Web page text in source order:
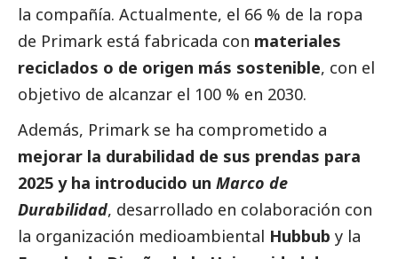
la compañía. Actualmente, el 66 % de la ropa
de Primark está fabricada con materiales
reciclados o de origen más sostenible, con el
objetivo de alcanzar el 100 % en 2030.
Además, Primark se ha comprometido a
mejorar la durabilidad de sus prendas para
2025 y ha introducido un Marco de
Durabilidad, desarrollado en colaboración con
la organización medioambiental Hubbub y la